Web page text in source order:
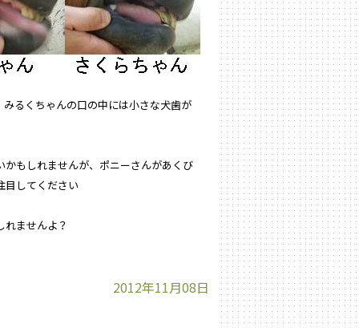
るくちゃんの口の中には小さな犬歯が
かもしれませんが、ポニーさんがあくび
目してください
れませんよ？
2012年11月08日